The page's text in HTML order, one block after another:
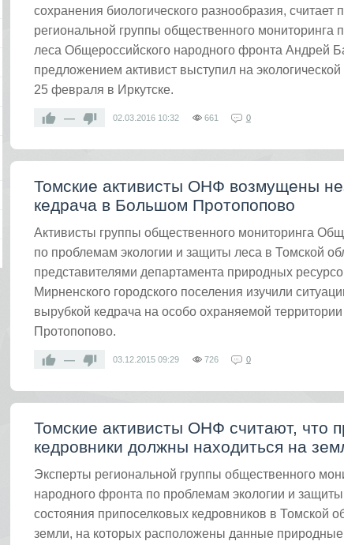
сохранения биологического разнообразия, считает
региональной группы общественного мониторинга
леса Общероссийского народного фронта Андрей
предложением активист выступил на
25 февраля в Иркутске.
— 02.03.2016 10:32 661 0
Томские активисты ОНФ возмущены
кедрача в Большом Протопопово
Активисты группы общественного мониторинга
по проблемам экологии и защиты леса в Томской
представителями департамента природных
Мирненского городского поселения изучили
вырубкой кедрача на особо охраняемой
Протопопово.
— 03.12.2015 09:29 726 0
Томские активисты ОНФ считают, что
кедровники должны находиться на
Эксперты региональной группы общественного
народного фронта по проблемам экологии и
состояния припоселковых кедровников в Томской
земли, на которых расположены данные